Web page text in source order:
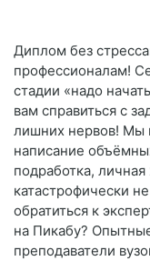
Диплом без
профессионалам!
стадии «надо
вам справиться с
лишних нервов! Мы
написание
подработка,
катастрофически
обратиться к
на Пикабу?
преподаватели